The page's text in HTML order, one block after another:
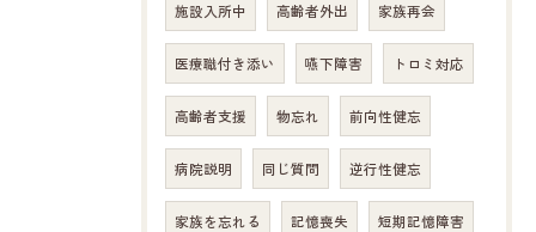
施設入所中 高齢者外出 家族再会
医療職付き添い 嚥下障害 トロミ対応
高齢者支援 物忘れ 前向性健忘
病院説明 同じ質問 逆行性健忘
家族を忘れる 記憶喪失 短期記憶障害